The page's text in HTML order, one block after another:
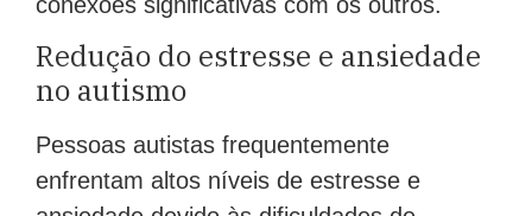
Redução do estresse e ansiedade
no autismo
Pessoas autistas frequentemente
enfrentam altos níveis de estresse e